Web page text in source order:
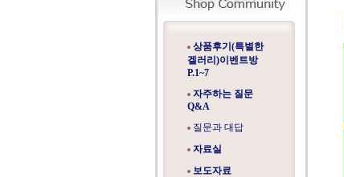
상품후기(특별한
겔러리)이벤트방
P.1~7
자주하는 질문
Q&A
질문과 대답
자료실
보도자료